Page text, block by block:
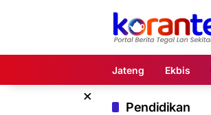
Jateng Ekbis
×
Pendidikan